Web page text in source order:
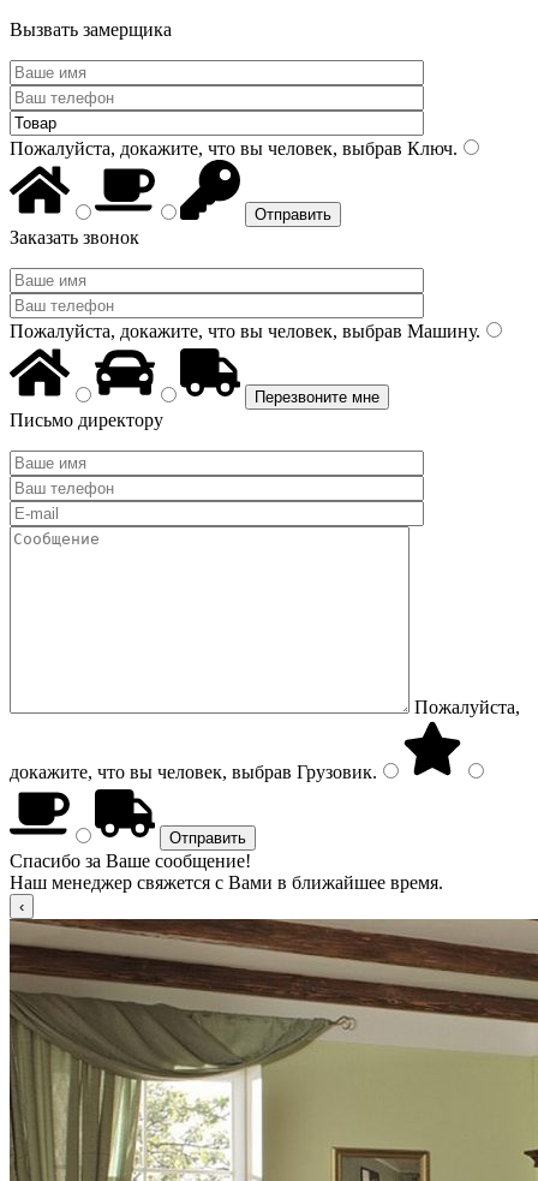
Вызвать замерщика
Пожалуйста, докажите, что вы человек, выбрав Ключ.
Заказать звонок
Пожалуйста, докажите, что вы человек, выбрав Машину.
Письмо директору
Пожалуйста,
докажите, что вы человек, выбрав Грузовик.
Спасибо за Ваше сообщение!
Наш менеджер свяжется с Вами в ближайшее время.